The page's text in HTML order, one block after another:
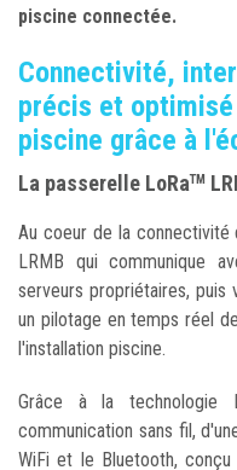
piscine connectée.
Connectivité,
précis et
piscine grâce à
La passerelle LoRaTM
Au coeur de la connectivité
LRMB qui communique
serveurs propriétaires, puis
un pilotage en temps réel
l'installation piscine.
Grâce à la technologie
communication sans fil,
WiFi et le Bluetooth,